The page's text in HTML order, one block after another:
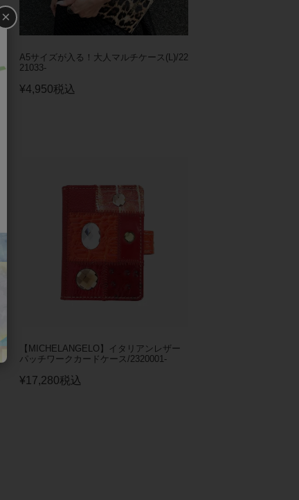
A5サイズが入る！大人マルチケース(L)/22
21033-
¥4,950税込
【MICHELANGELO】イタリアンレザー
パッチワークカードケース/2320001-
¥17,280税込
×